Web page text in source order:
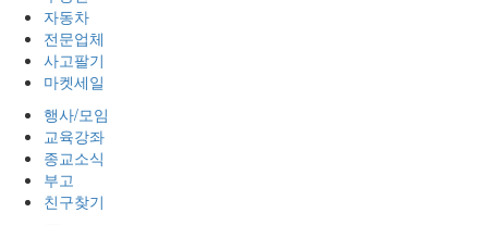
자동차
전문업체
사고팔기
마켓세일
행사/모임
교육강좌
종교소식
부고
친구찾기